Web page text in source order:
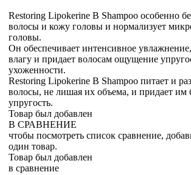
Restoring Lipokerine B Shampoo особенно
волосы и кожу головы и нормализует
головы.
Он обеспечивает интенсивное
влагу и придает волосам ощущение
ухоженности.
Restoring Lipokerine B Shampoo питает и
волосы, не лишая их объема, и придает им
упругость.
Товар был добавлен
В СРАВНЕНИЕ
чтобы посмотреть список сравнение,
один товар.
Товар был добавлен
в сравнение